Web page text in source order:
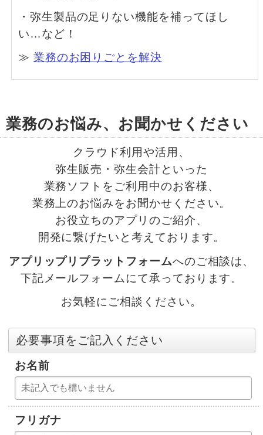
・弥生製品の足りない機能を補ってほし
い…など！
≫ 業務のお困りごとを解決
業務のお悩み、お聞かせください
クラウド利用や活用、
弥生販売・弥生会計といった
業務ソフトをご利用中のお客様、
業務上のお悩みをお聞かせください。
お役立ちのアプリのご紹介、
開発に繋げたいと考えております。
アプリップリプラットフォームへのご相談は、
下記メールフォームにて承っております。
お気軽にご相談ください。
お名前
フリガナ